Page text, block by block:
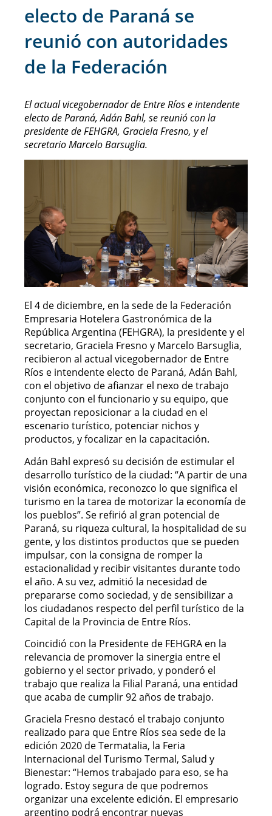
electo de Paraná se
reunió con autoridades
de la Federación
El actual vicegobernador de Entre Ríos e intendente
electo de Paraná, Adán Bahl, se reunió con la
presidente de FEHGRA, Graciela Fresno, y el
secretario Marcelo Barsuglia.
El 4 de diciembre, en la sede de la Federación
Empresaria Hotelera Gastronómica de la
República Argentina (FEHGRA), la presidente y el
secretario, Graciela Fresno y Marcelo Barsuglia,
recibieron al actual vicegobernador de Entre
Ríos e intendente electo de Paraná, Adán Bahl,
con el objetivo de afianzar el nexo de trabajo
conjunto con el funcionario y su equipo, que
proyectan reposicionar a la ciudad en el
escenario turístico, potenciar nichos y
productos, y focalizar en la capacitación.
Adán Bahl expresó su decisión de estimular el
desarrollo turístico de la ciudad: “A partir de una
visión económica, reconozco lo que significa el
turismo en la tarea de motorizar la economía de
los pueblos”. Se refirió al gran potencial de
Paraná, su riqueza cultural, la hospitalidad de su
gente, y los distintos productos que se pueden
impulsar, con la consigna de romper la
estacionalidad y recibir visitantes durante todo
el año. A su vez, admitió la necesidad de
prepararse como sociedad, y de sensibilizar a
los ciudadanos respecto del perfil turístico de la
Capital de la Provincia de Entre Ríos.
Coincidió con la Presidente de FEHGRA en la
relevancia de promover la sinergia entre el
gobierno y el sector privado, y ponderó el
trabajo que realiza la Filial Paraná, una entidad
que acaba de cumplir 92 años de trabajo.
Graciela Fresno destacó el trabajo conjunto
realizado para que Entre Ríos sea sede de la
edición 2020 de Termatalia, la Feria
Internacional del Turismo Termal, Salud y
Bienestar: “Hemos trabajado para eso, se ha
logrado. Estoy segura de que podremos
organizar una excelente edición. El empresario
argentino podrá encontrar nuevas